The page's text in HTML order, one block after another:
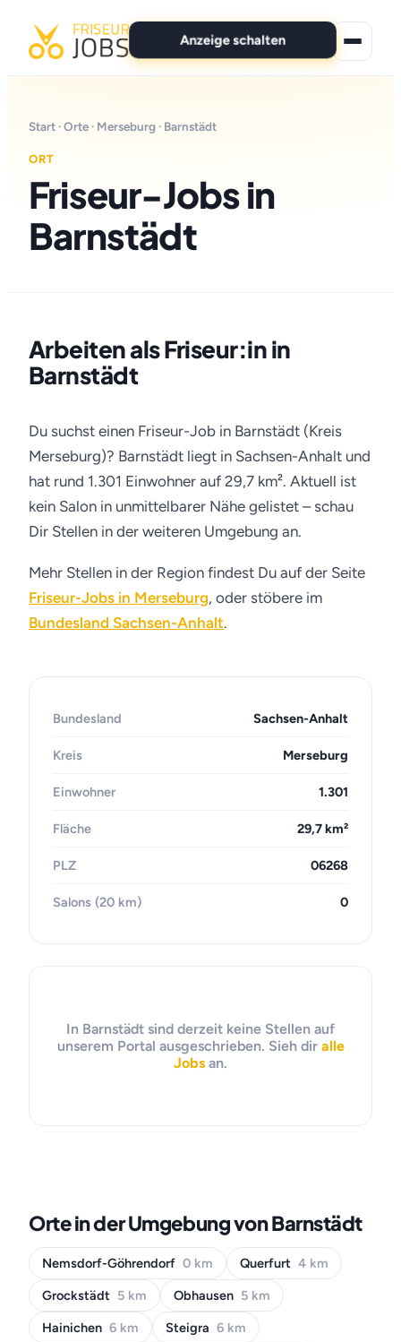
Anzeige schalten
Für Bewerber
Marken
Start ·Orte · Merseburg · Barnstädt
ORT
Friseur-Jobs in
Barnstädt
Arbeiten als Friseur:in in
Barnstädt
Du suchst einen Friseur-Job in Barnstädt (Kreis
Merseburg)? Barnstädt liegt in Sachsen-Anhalt und
hat rund 1.301 Einwohner auf 29,7 km². Aktuell ist
kein Salon in unmittelbarer Nähe gelistet – schau
Dir Stellen in der weiteren Umgebung an.
Mehr Stellen in der Region findest Du auf der Seite
Friseur-Jobs in Merseburg, oder stöbere im
Bundesland Sachsen-Anhalt.
Bundesland Sachsen-Anhalt
Kreis Merseburg
Einwohner 1.301
Fläche 29,7 km²
PLZ 06268
Salons (20 km) 0
In Barnstädt sind derzeit keine Stellen auf
unserem Portal ausgeschrieben. Sieh dir alle
Jobs an.
Orte in der Umgebung von Barnstädt
Nemsdorf-Göhrendorf 0 km Querfurt 4 km
Grockstädt 5 km Obhausen 5 km
Hainichen 6 km Steigra 6 km